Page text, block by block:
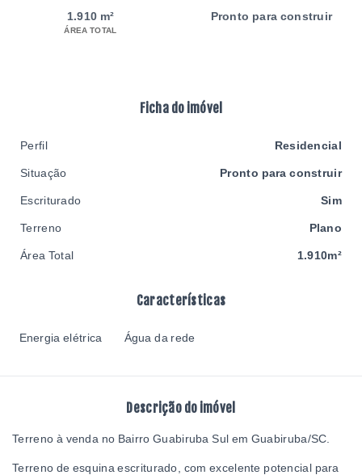
1.910 m²
ÁREA TOTAL
Pronto para construir
Características
Energia elétrica Água da rede
Descrição do imóvel
Terreno à venda no Bairro Guabiruba Sul em Guabiruba/SC.
Terreno de esquina escriturado, com excelente potencial para
Ficha do imóvel
Perfil Residencial
Situação Pronto para construir
Escriturado Sim
Terreno Plano
Área Total 1.910m²